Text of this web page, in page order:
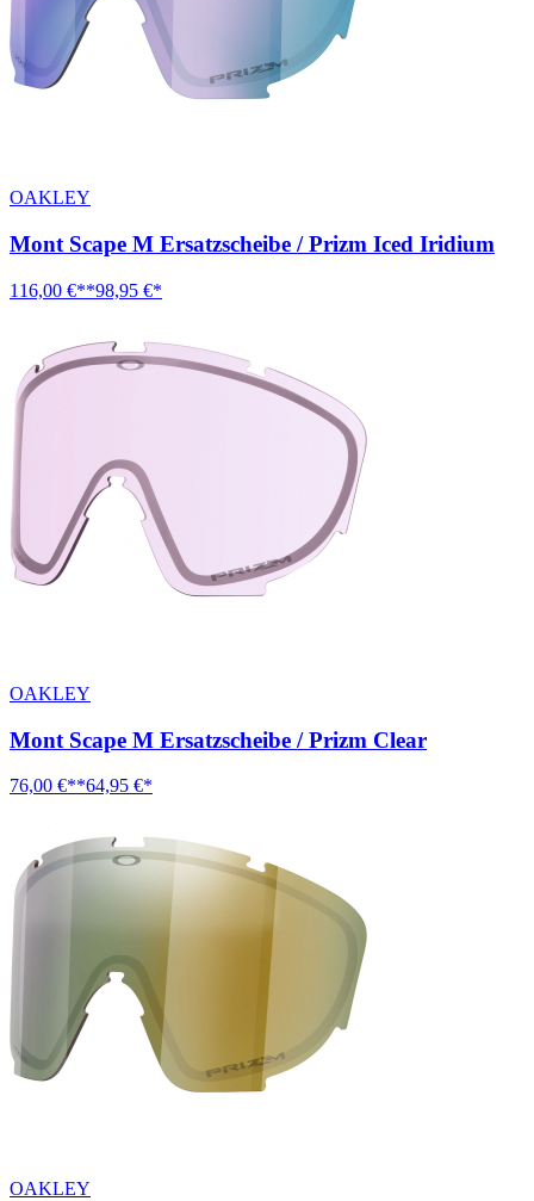
OAKLEY
Mont Scape M Ersatzscheibe / Prizm Iced Iridium
116,00 €**98,95 €*
OAKLEY
Mont Scape M Ersatzscheibe / Prizm Clear
76,00 €**64,95 €*
OAKLEY